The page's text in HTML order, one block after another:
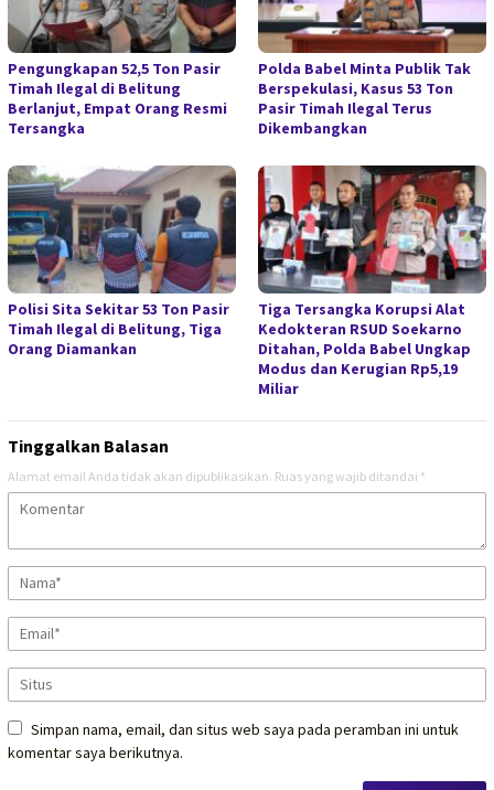
Pengungkapan 52,5 Ton Pasir
Timah Ilegal di Belitung
Berlanjut, Empat Orang Resmi
Tersangka
Polda Babel Minta Publik Tak
Berspekulasi, Kasus 53 Ton
Pasir Timah Ilegal Terus
Dikembangkan
Polisi Sita Sekitar 53 Ton Pasir
Timah Ilegal di Belitung, Tiga
Orang Diamankan
Tiga Tersangka Korupsi Alat
Kedokteran RSUD Soekarno
Ditahan, Polda Babel Ungkap
Modus dan Kerugian Rp5,19
Miliar
Tinggalkan Balasan
Alamat email Anda tidak akan dipublikasikan. Ruas yang wajib ditandai *
Simpan nama, email, dan situs web saya pada peramban ini untuk
komentar saya berikutnya.